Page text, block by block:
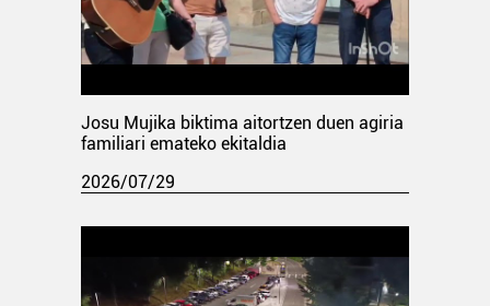
Josu Mujika biktima aitortzen duen agiria
familiari emateko ekitaldia
2026/07/29